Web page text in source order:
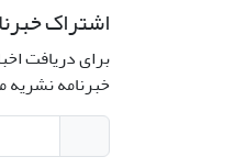
اشتراک
برای دریافت
خبرنامه